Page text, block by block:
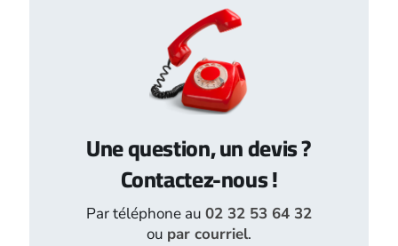
Une question, un devis ?
Contactez-nous !
Par téléphone au 02 32 53 64 32
ou par courriel.